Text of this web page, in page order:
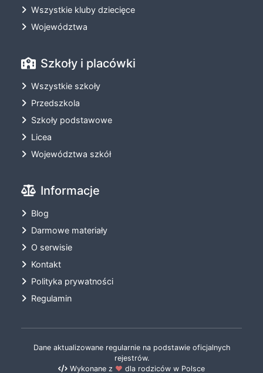
Wszystkie kluby dziecięce
Województwa
Szkoły i placówki
Wszystkie szkoły
Przedszkola
Szkoły podstawowe
Licea
Województwa szkół
Informacje
Blog
Darmowe materiały
O serwisie
Kontakt
Polityka prywatności
Regulamin
Dane aktualizowane regularnie na podstawie oficjalnych
rejestrów.
Wykonane z ❤️ dla rodziców w Polsce